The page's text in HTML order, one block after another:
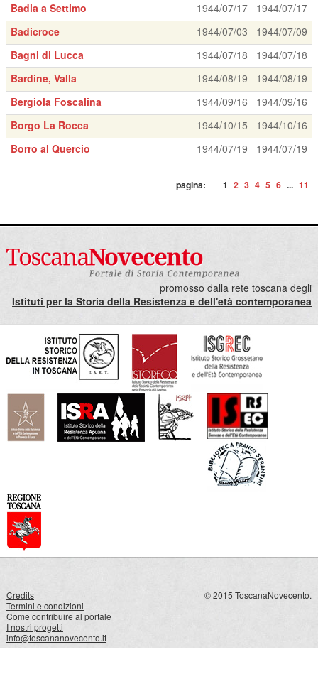
Badia a Settimo
1944/07/17
1944/07/17
Badicroce
1944/07/03
1944/07/09
Bagni di Lucca
1944/07/18
1944/07/18
Bardine, Valla
1944/08/19
1944/08/19
Bergiola Foscalina
1944/09/16
1944/09/16
Borgo La Rocca
1944/10/15
1944/10/16
Borro al Quercio
1944/07/19 1944/07/19
pagina: 1 2 3 4 5 6 ... 11
promosso dalla rete toscana degli
Istituti per la Storia della Resistenza e dell'età contemporanea
Credits
Termini e condizioni
Come contribuire al portale
I nostri progetti
info@toscananovecento.it
© 2015 ToscanaNovecento.